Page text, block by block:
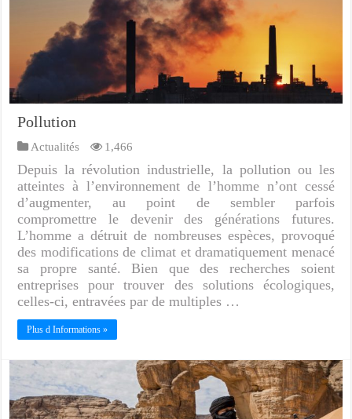
Pollution
Actualités 1,466
Depuis la révolution industrielle, la pollution ou les
atteintes à l’environnement de l’homme n’ont cessé
d’augmenter, au point de sembler parfois
compromettre le devenir des générations futures.
L’homme a détruit de nombreuses espèces, provoqué
des modifications de climat et dramatiquement menacé
sa propre santé. Bien que des recherches soient
entreprises pour trouver des solutions écologiques,
celles-ci, entravées par de multiples …
Plus d Informations »